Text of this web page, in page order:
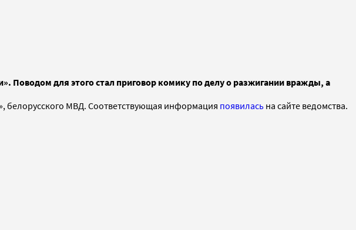
Поводом для этого стал приговор комику по делу о разжигании вражды, а
белорусского МВД. Соответствующая информация появилась на сайте ведомства.